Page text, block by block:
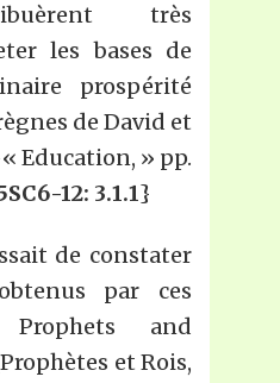
très
les bases de
prospérité
de David et
Education, » pp.
12: 3.1.1}
de constater
par ces
and
et Rois,